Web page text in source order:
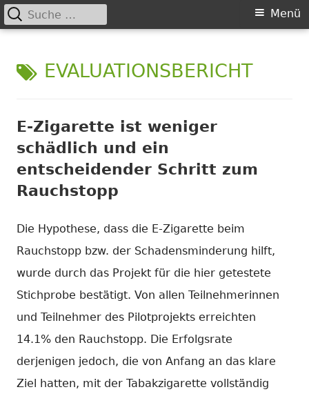
zum
Primäres
Menü
Suche
nach:
SCHLAGWORT:
EVALUATIONSBERICHT
E-Zigarette ist weniger
schädlich und ein
entscheidender Schritt zum
Rauchstopp
Die Hypothese, dass die E-Zigarette beim
Rauchstopp bzw. der Schadensminderung hilft,
wurde durch das Projekt für die hier getestete
Stichprobe bestätigt. Von allen Teilnehmerinnen
und Teilnehmer des Pilotprojekts erreichten
14.1% den Rauchstopp. Die Erfolgsrate
derjenigen jedoch, die von Anfang an das klare
Ziel hatten, mit der Tabakzigarette vollständig